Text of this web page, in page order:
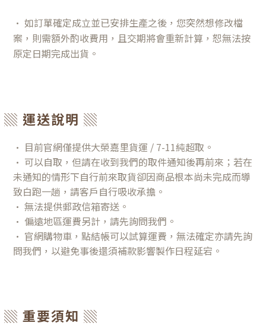
• 如訂單確定成立並已安排生產之後，您突然想修改檔
案，則需額外酌收費用，且交期將會重新計算，恕無法按
原定日期完成出貨。
▒ 運送說明 ▒
• 目前官網僅提供大榮嘉里貨運 / 7-11純超取。
• 可以自取，但請在收到我們的取件通知後再前來；若在
未通知的情形下自行前來取貨卻因商品根本尚未完成而導
致白跑一趟，請客戶自行吸收承擔。
• 無法提供郵政信箱寄送。
• 偏遠地區運費另計，請先詢問我們。
• 官網購物車，點結帳可以試算運費，無法確定亦請先詢
問我們，以避免事後還須補款影響製作日程延宕。
▒ 重要須知 ▒